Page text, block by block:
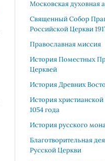
Московская духовная
Священный Собор
Российской Церкви
Православная миссия
История Поместных
Церквей
История Древних
История
1054 года
История русского
Благотворительная
Русской Церкви